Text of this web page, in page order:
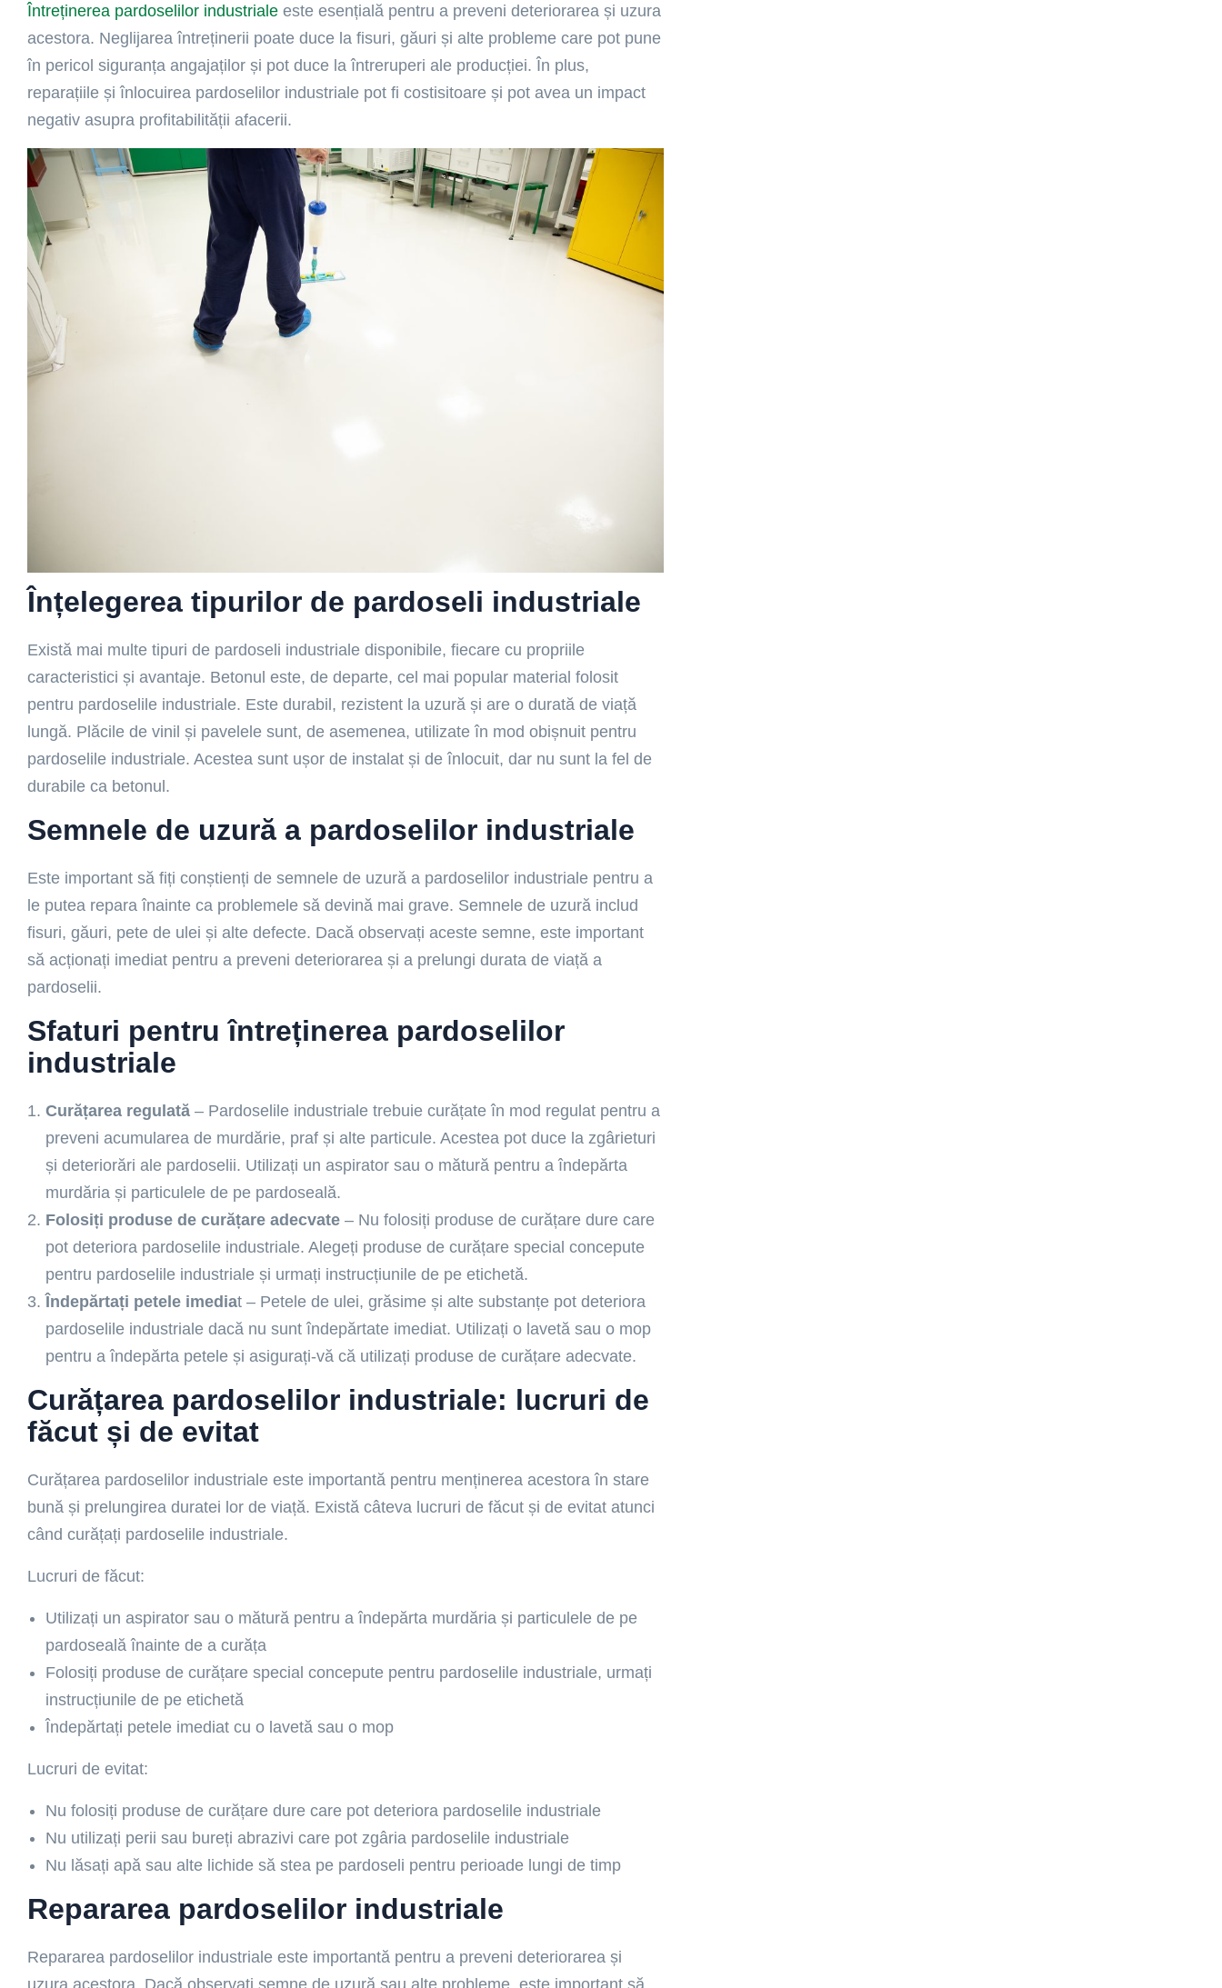
Întreținerea pardoselilor industriale este esențială pentru a preveni deteriorarea și uzura
acestora. Neglijarea întreținerii poate duce la fisuri, găuri și alte probleme care pot pune
în pericol siguranța angajaților și pot duce la întreruperi ale producției. În plus,
reparațiile și înlocuirea pardoselilor industriale pot fi costisitoare și pot avea un impact
negativ asupra profitabilității afacerii.
Înțelegerea tipurilor de pardoseli industriale
Există mai multe tipuri de pardoseli industriale disponibile, fiecare cu propriile
caracteristici și avantaje. Betonul este, de departe, cel mai popular material folosit
pentru pardoselile industriale. Este durabil, rezistent la uzură și are o durată de viață
lungă. Plăcile de vinil și pavelele sunt, de asemenea, utilizate în mod obișnuit pentru
pardoselile industriale. Acestea sunt ușor de instalat și de înlocuit, dar nu sunt la fel de
durabile ca betonul.
Semnele de uzură a pardoselilor industriale
Este important să fiți conștienți de semnele de uzură a pardoselilor industriale pentru a
le putea repara înainte ca problemele să devină mai grave. Semnele de uzură includ
fisuri, găuri, pete de ulei și alte defecte. Dacă observați aceste semne, este important
să acționați imediat pentru a preveni deteriorarea și a prelungi durata de viață a
pardoselii.
Sfaturi pentru întreținerea pardoselilor
industriale
Curățarea regulată – Pardoselile industriale trebuie curățate în mod regulat pentru a
preveni acumularea de murdărie, praf și alte particule. Acestea pot duce la zgârieturi
și deteriorări ale pardoselii. Utilizați un aspirator sau o mătură pentru a îndepărta
murdăria și particulele de pe pardoseală.
Folosiți produse de curățare adecvate – Nu folosiți produse de curățare dure care
pot deteriora pardoselile industriale. Alegeți produse de curățare special concepute
pentru pardoselile industriale și urmați instrucțiunile de pe etichetă.
Îndepărtați petele imediat – Petele de ulei, grăsime și alte substanțe pot deteriora
pardoselile industriale dacă nu sunt îndepărtate imediat. Utilizați o lavetă sau o mop
pentru a îndepărta petele și asigurați-vă că utilizați produse de curățare adecvate.
Curățarea pardoselilor industriale: lucruri de
făcut și de evitat
Curățarea pardoselilor industriale este importantă pentru menținerea acestora în stare
bună și prelungirea duratei lor de viață. Există câteva lucruri de făcut și de evitat atunci
când curățați pardoselile industriale.
Lucruri de făcut:
Utilizați un aspirator sau o mătură pentru a îndepărta murdăria și particulele de pe
pardoseală înainte de a curăța
Folosiți produse de curățare special concepute pentru pardoselile industriale, urmați
instrucțiunile de pe etichetă
Îndepărtați petele imediat cu o lavetă sau o mop
Lucruri de evitat:
Nu folosiți produse de curățare dure care pot deteriora pardoselile industriale
Nu utilizați perii sau bureți abrazivi care pot zgâria pardoselile industriale
Nu lăsați apă sau alte lichide să stea pe pardoseli pentru perioade lungi de timp
Repararea pardoselilor industriale
Repararea pardoselilor industriale este importantă pentru a preveni deteriorarea și
uzura acestora. Dacă observați semne de uzură sau alte probleme, este important să